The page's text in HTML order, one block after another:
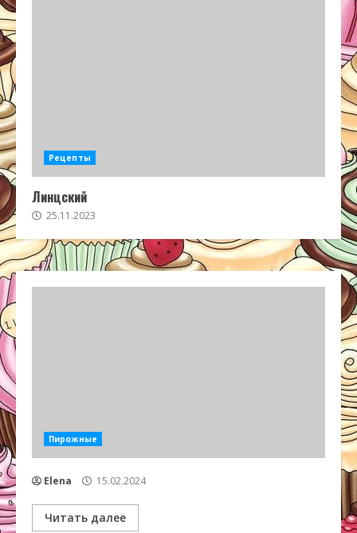
Рецепты
Линцский
25.11.2023
Пирожные
Elena 15.02.2024
Читать далее